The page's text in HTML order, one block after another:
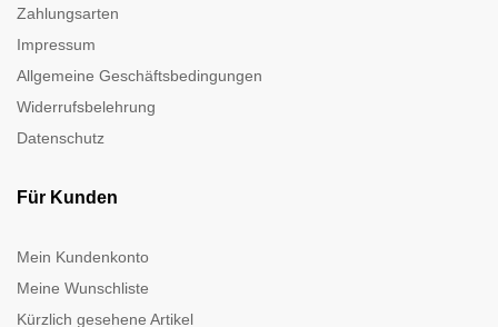
Zahlungsarten
Impressum
Allgemeine Geschäftsbedingungen
Widerrufsbelehrung
Datenschutz
Für Kunden
Mein Kundenkonto
Meine Wunschliste
Kürzlich gesehene Artikel